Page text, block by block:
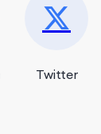
Twitter